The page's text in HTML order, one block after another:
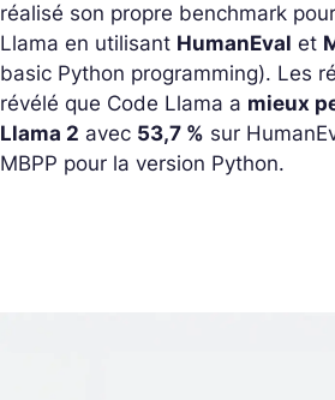
réalisé son propre benchmark
Llama en utilisant HumanEval et
basic Python programming). Les
révélé que Code Llama a mieux
Llama 2 avec 53,7 % sur
MBPP pour la version Python.